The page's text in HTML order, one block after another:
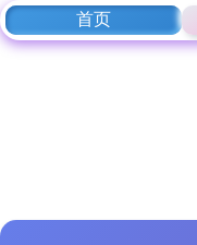
首页